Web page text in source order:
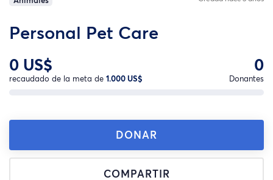
Personal Pet Care
0 US$
recaudado de la meta de 1.000 US$
0
Donantes
DONAR
COMPARTIR